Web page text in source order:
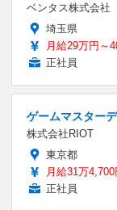
ベンタス株式会社
埼玉県
月給29万円～
正社員
ゲームマスター
株式会社RIOT
東京都
月給31万
正社員